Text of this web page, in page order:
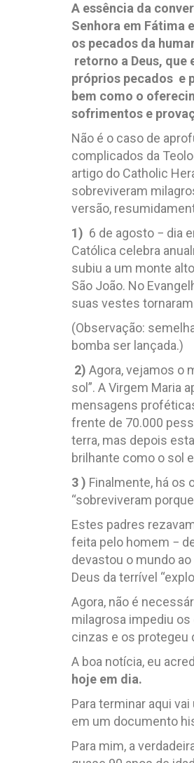
A essência da
Senhora em Fátima
os pecados da
retorno a Deus, que
próprios pecados e
bem como o
sofrimentos e
Não é o caso de
complicados da
artigo do Catholic
sobreviveram
versão,
1) 6 de agosto − dia
Católica celebra
subiu a um monte
São João. No
suas vestes
(Observação:
bomba ser lançada.)
2) Agora, vejamos o
sol”. A Virgem Maria
mensagens
frente de 70.000
terra, mas depois
brilhante como o sol
3 ) Finalmente, há os
“sobreviveram
Estes padres
feita pelo homem −
devastou o mundo
Deus da terrível
Agora, não é
milagrosa impediu
cinzas e os protegeu
A boa notícia, eu
hoje em dia.
Para terminar aqui
em um documento
Para mim, a